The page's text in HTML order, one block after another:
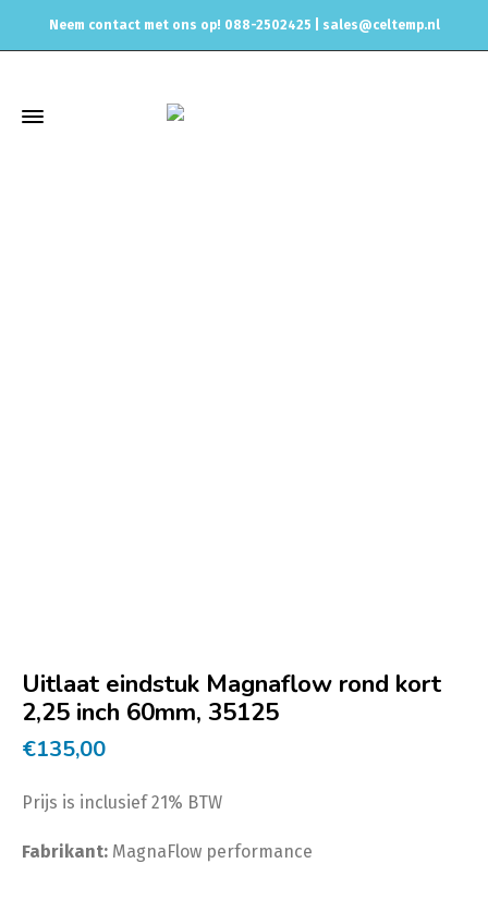
Neem contact met ons op! 088-2502425 | sales@celtemp.nl
Uitlaat eindstuk Magnaflow rond kort
2,25 inch 60mm, 35125
€135,00
Prijs is inclusief 21% BTW
Fabrikant: MagnaFlow performance